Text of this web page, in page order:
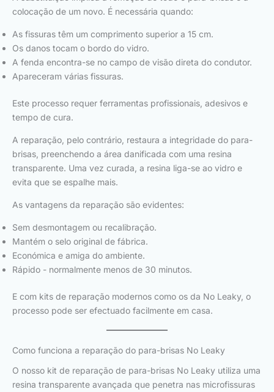
colocação de um novo. É necessária quando:
As fissuras têm um comprimento superior a 15 cm.
Os danos tocam o bordo do vidro.
A fenda encontra-se no campo de visão direta do condutor.
Apareceram várias fissuras.
Este processo requer ferramentas profissionais, adesivos e
tempo de cura.
A reparação, pelo contrário, restaura a integridade do para-
brisas, preenchendo a área danificada com uma resina
transparente. Uma vez curada, a resina liga-se ao vidro e
evita que se espalhe mais.
As vantagens da reparação são evidentes:
Sem desmontagem ou recalibração.
Mantém o selo original de fábrica.
Económica e amiga do ambiente.
Rápido - normalmente menos de 30 minutos.
E com kits de reparação modernos como os da No Leaky, o
processo pode ser efectuado facilmente em casa.
Como funciona a reparação do para-brisas No Leaky
O nosso kit de reparação de para-brisas No Leaky utiliza uma
resina transparente avançada que penetra nas microfissuras